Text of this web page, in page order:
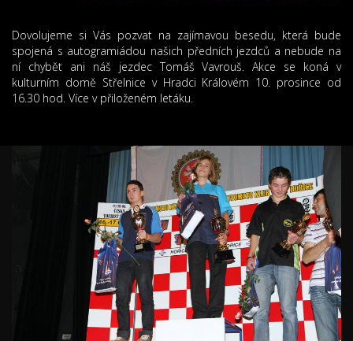
Dovolujeme si Vás pozvat na zajímavou besedu, která bude
spojená s autogramiádou našich předních jezdců a nebude na
ní chybět ani náš jezdec Tomáš Vavrouš. Akce se koná v
kulturním domě Střelnice v Hradci Královém 10. prosince od
16.30 hod. Více v přiloženém letáku.